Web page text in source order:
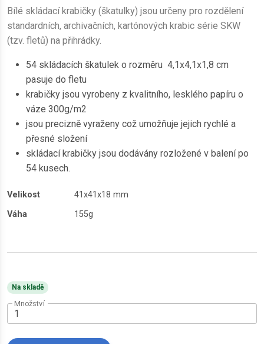
Bílé skládací krabičky (škatulky) jsou určeny pro rozdělení
standardních, archivačních, kartónových krabic série SKW
(tzv. fletů) na přihrádky.
54 skládacích škatulek o rozměru 4,1x4,1x1,8 cm
pasuje do fletu
krabičky jsou vyrobeny z kvalitního, lesklého papíru o
váze 300g/m2
jsou precizně vyraženy což umožňuje jejich rychlé a
přesné složení
skládací krabičky jsou dodávány rozložené v balení po
54 kusech.
Velikost
41x41x18 mm
Váha
155g
Na skladě
Množství